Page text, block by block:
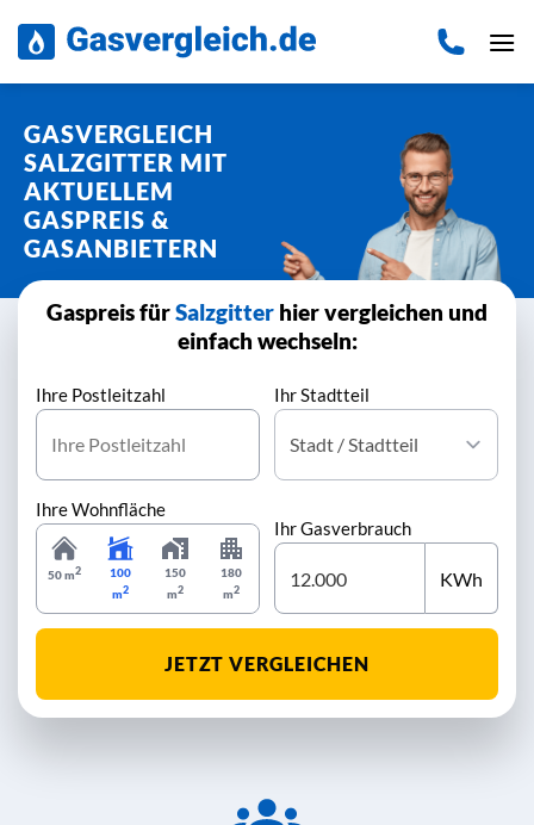
Inhalt
GASVERGLEICH
SALZGITTER MIT
AKTUELLEM
GASPREIS &
GASANBIETERN
Gaspreis fürSalzgitter hier vergleichen und
einfach wechseln:
Ihre Postleitzahl Ihr Stadtteil
Ihre Wohnfläche
50 m2
100
m2
150
m2
180
m2
Ihr Gasverbrauch
KWh
JETZT VERGLEICHEN